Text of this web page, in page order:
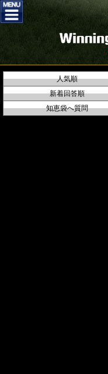
人気順
新着回答順
知恵袋へ質問